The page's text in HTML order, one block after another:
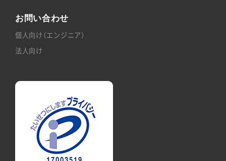
お問い合わせ
個人向け（エンジニア）
法人向け